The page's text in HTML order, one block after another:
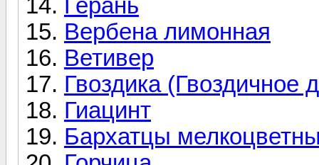
Герань
Вербена лимонная
Ветивер
Гвоздика (Гвоздичное
Гиацинт
Бархатцы